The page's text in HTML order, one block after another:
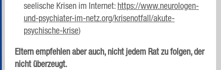
seelische Krisen im Internet: https://www.neurologen-
und-psychiater-im-netz.org/krisenotfall/akute-
psychische-krise)
Eltern empfehlen aber auch, nicht jedem Rat zu folgen, der
nicht überzeugt.